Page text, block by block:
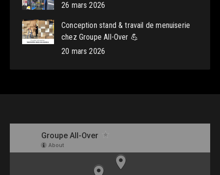
26 mars 2026
Conception stand & travail de menuiserie
chez Groupe All-Over 💪
20 mars 2026